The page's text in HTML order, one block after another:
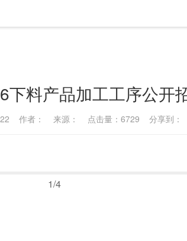
下料产品加工工序公开
22 作者： 来源： 点击量：6729 分享到：
1/4